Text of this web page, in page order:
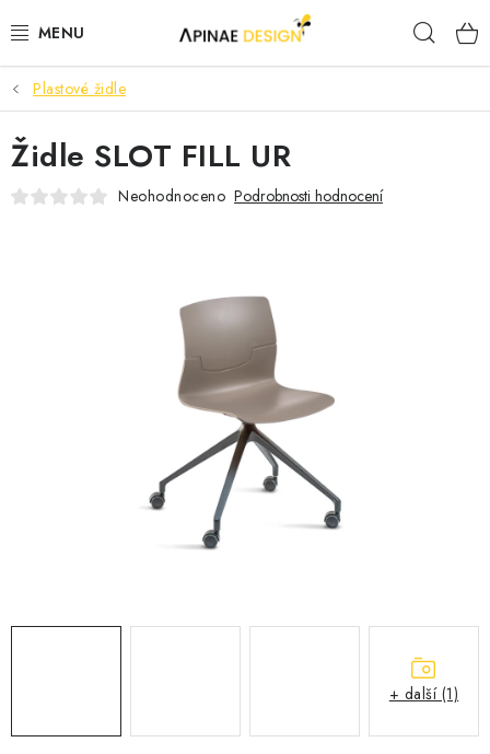
na
PRODUKTY
AKCE
KANCELÁŘSKÝ NÁBYTEK
Obchodní podmínky
Podmínky ochrany osobních údajů
Prodávané značky
Plastové židle
Židle SLOT FILL UR
Neohodnoceno Podrobnosti hodnocení
+ další (1)